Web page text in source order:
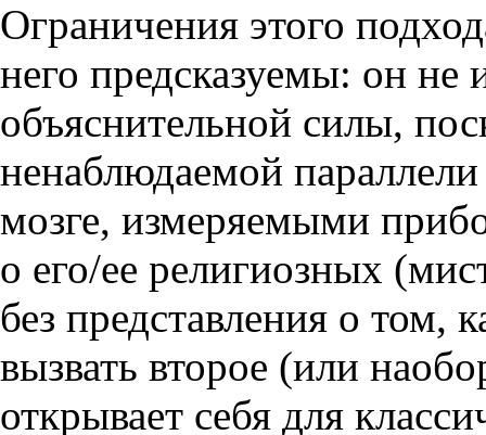
Ограничения этого
него предсказуемы: он не
объяснительной силы,
ненаблюдаемой
мозге, измеряемыми
о его/ее религиозных
без представления о том,
вызвать второе (или
открывает себя для